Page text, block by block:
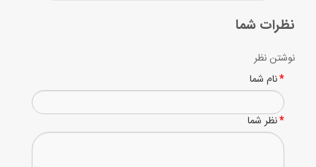
نظرات شما
نوشتن نظر
نام شما
نظر شما